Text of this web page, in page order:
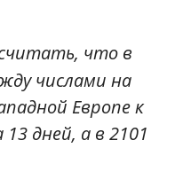
что в
числами на
Европе к
дней, а в 2101